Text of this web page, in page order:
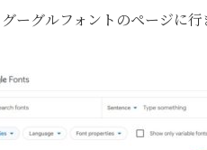
ーグルフォントのページに